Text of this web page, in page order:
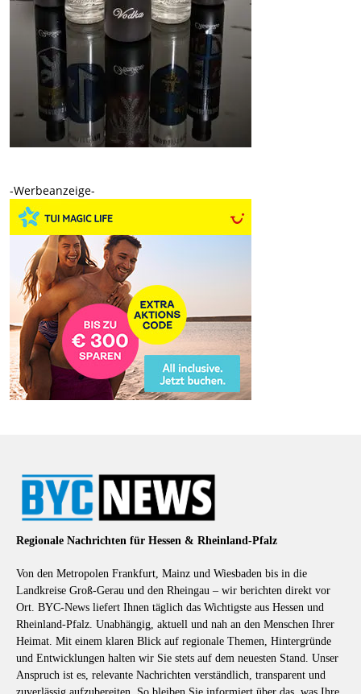
-Werbeanzeige-
Regionale Nachrichten für Hessen & Rheinland-Pfalz
Von den Metropolen Frankfurt, Mainz und Wiesbaden bis in die
Landkreise Groß-Gerau und den Rheingau – wir berichten direkt vor
Ort. BYC-News liefert Ihnen täglich das Wichtigste aus Hessen und
Rheinland-Pfalz. Unabhängig, aktuell und nah an den Menschen Ihrer
Heimat. Mit einem klaren Blick auf regionale Themen, Hintergründe
und Entwicklungen halten wir Sie stets auf dem neuesten Stand. Unser
Anspruch ist es, relevante Nachrichten verständlich, transparent und